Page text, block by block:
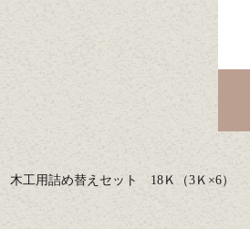
木工用詰め替えセット 18Ｋ（3Ｋ×6）